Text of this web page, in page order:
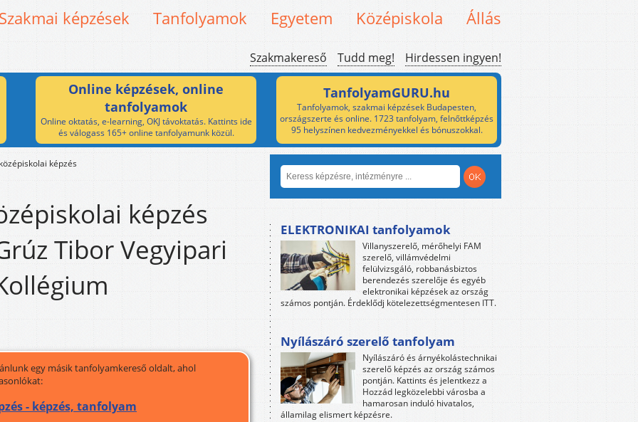
képzések Tanfolyamok Egyetem Középiskola Állás
Szakmakereső Tudd meg! Hirdessen ingyen!
Online képzések, online
tanfolyamok
Online oktatás, e-learning, OKJ távoktatás. Kattints ide
és válogass 165+ online tanfolyamunk közül.
TanfolyamGURU.hu
Tanfolyamok, szakmai képzések Budapesten,
országszerte és online. 1723 tanfolyam, felnőttképzés
95 helyszínen kedvezményekkel és bónuszokkal.
képzés
képzés
Tibor Vegyipari
egy másik tanfolyamkereső oldalt, ahol
- képzés, tanfolyam
ELEKTRONIKAI tanfolyamok
Villanyszerelő, mérőhelyi FAM
szerelő, villámvédelmi
felülvizsgáló, robbanásbiztos
berendezés szerelője és egyéb
elektronikai képzések az ország
számos pontján. Érdeklődj kötelezettségmentesen ITT.
Nyílászáró szerelő tanfolyam
Nyílászáró és árnyékolástechnikai
szerelő képzés az ország számos
pontján. Kattints és jelentkezz a
Hozzád legközelebbi városba a
hamarosan induló hivatalos,
államilag elismert képzésre.